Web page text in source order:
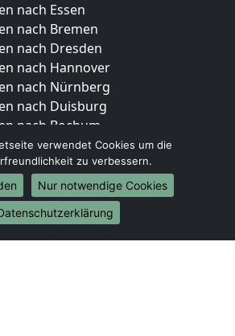
nach Essen
nach Bremen
nach Dresden
nach Hannover
nach Nürnberg
nach Duisburg
nach Bochum
nach Wuppertal
nach Bielefeld
nach Bonn
nach Münster
verwendet Cookies um die
zu verbessern.
Nur notwendige Cookies